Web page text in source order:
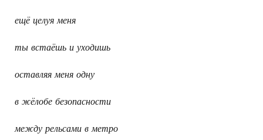
ещё целуя меня
ты встаёшь и уходишь
оставляя меня одну
в жёлобе безопасности
между рельсами в метро